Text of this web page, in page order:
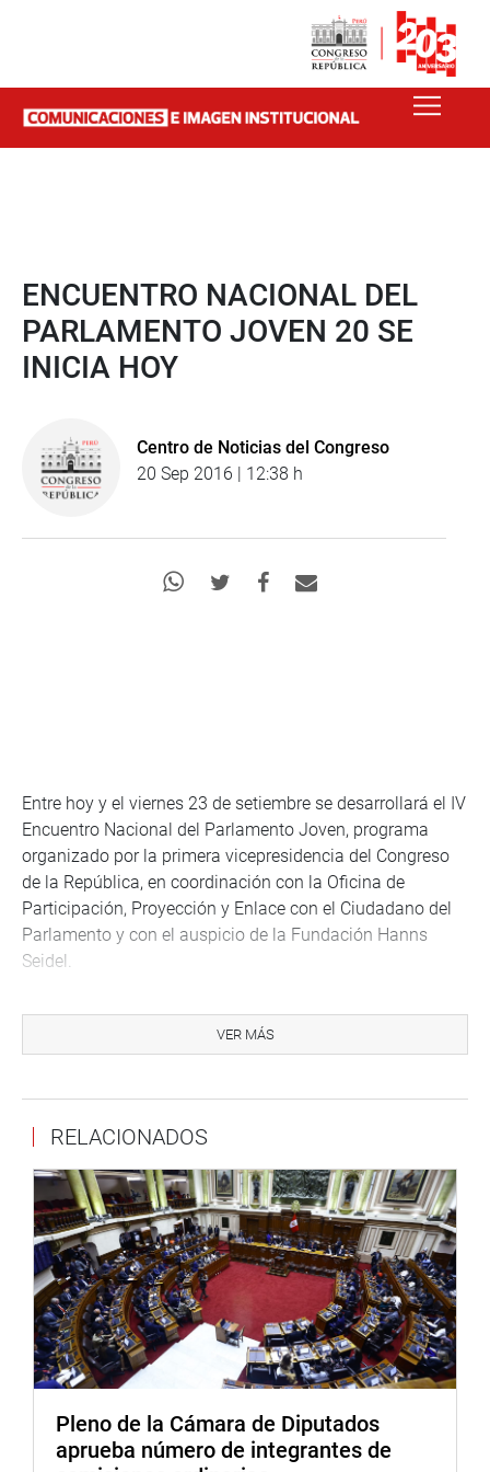
ENCUENTRO NACIONAL DEL
PARLAMENTO JOVEN 20 SE
INICIA HOY
Centro de Noticias del Congreso
20 Sep 2016 | 12:38 h
Entre hoy y el viernes 23 de setiembre se desarrollará el IV
Encuentro Nacional del Parlamento Joven, programa
organizado por la primera vicepresidencia del Congreso
de la República, en coordinación con la Oficina de
Participación, Proyección y Enlace con el Ciudadano del
Parlamento y con el auspicio de la Fundación Hanns
Seidel.
Reunirá a 130 parlamentarios jóvenes de los 24
calificaciones en un proceso de selección. Ellos
representan a sus lugares de origen siguiendo el modelo
de la cuota electoral señalada por el Jurado Nacional de
Elecciones.
El encuentro nacional será inaugurado el jueves 22 a las
9:30 a.m. de la mañana por la primera vicepresidenta del
Congreso, Rosa María Bartra, como parte de un programa
especial que contará con la participación de congresistas
y funcionarios del Parlamento. Será en el hemiciclo Raúl
VER MÁS
RELACIONADOS
Pleno de la Cámara de Diputados
aprueba número de integrantes de